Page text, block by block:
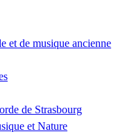
et de musique ancienne
de Strasbourg
et Nature